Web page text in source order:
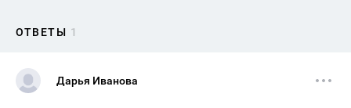
ОТВЕТЫ 1
Дарья Иванова